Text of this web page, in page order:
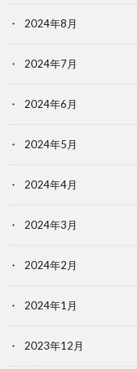
2024年8月
2024年7月
2024年6月
2024年5月
2024年4月
2024年3月
2024年2月
2024年1月
2023年12月